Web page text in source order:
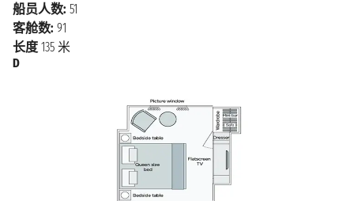
2026年11月11日星期三
n.d. - n.d.
船员人数: 51
客舱数: 91
长度 135 米
D